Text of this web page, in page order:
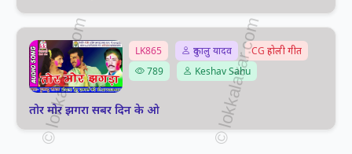
LK865 दुकालु यादव
CG होली गीत
789
Keshav Sahu
तोर मोर झगरा सबर दिन के ओ